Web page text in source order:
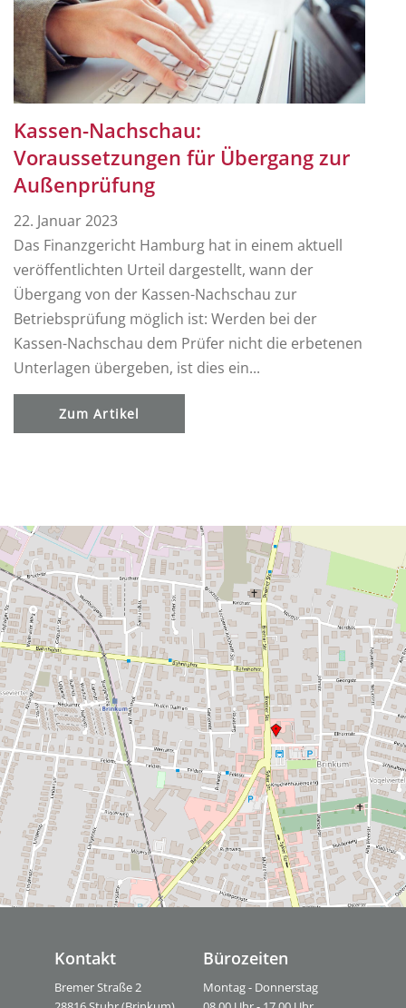
Kassen-Nachschau:
Voraussetzungen für Übergang zur
Außenprüfung
22. Januar 2023
Das Finanzgericht Hamburg hat in einem aktuell
veröffentlichten Urteil dargestellt, wann der
Übergang von der Kassen-Nachschau zur
Betriebsprüfung möglich ist: Werden bei der
Kassen-Nachschau dem Prüfer nicht die erbetenen
Unterlagen übergeben, ist dies ein...
Zum Artikel
Kontakt
Bremer Straße 2
Bürozeiten
Montag - Donnerstag